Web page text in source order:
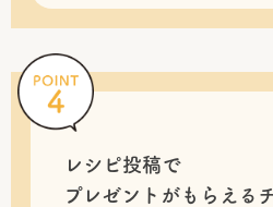
レシピ投稿で
プレゼントがもらえる